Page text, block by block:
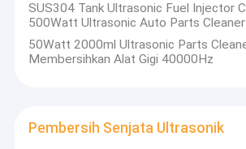
SUS304 Tank Ultrasonic Fuel Injector
500Watt Ultrasonic Auto Parts Cleaner
50Watt 2000ml Ultrasonic Parts
Membersihkan Alat Gigi 40000Hz
Pembersih Senjata Ultrasonik